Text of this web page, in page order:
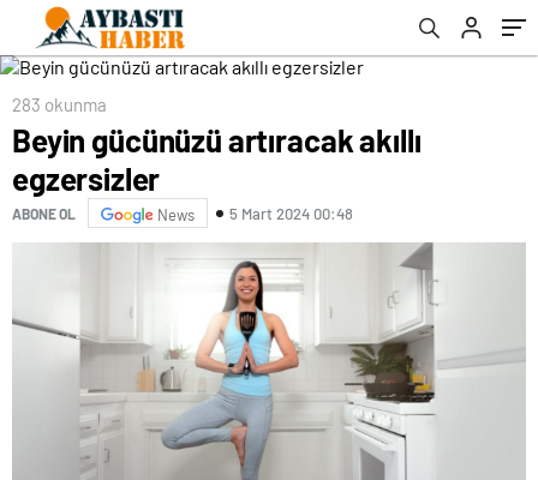
283 okunma
Beyin gücünüzü artıracak akıllı
egzersizler
ABONE OL News 5 Mart 2024 00:48